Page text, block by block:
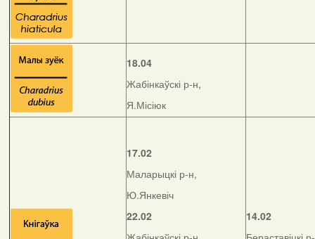
18.04
Жабінкаўскі р-н,
Я.Місіюк
17.02
Маларыцкі р-н,
Ю.Янкевіч
22.02
14.02